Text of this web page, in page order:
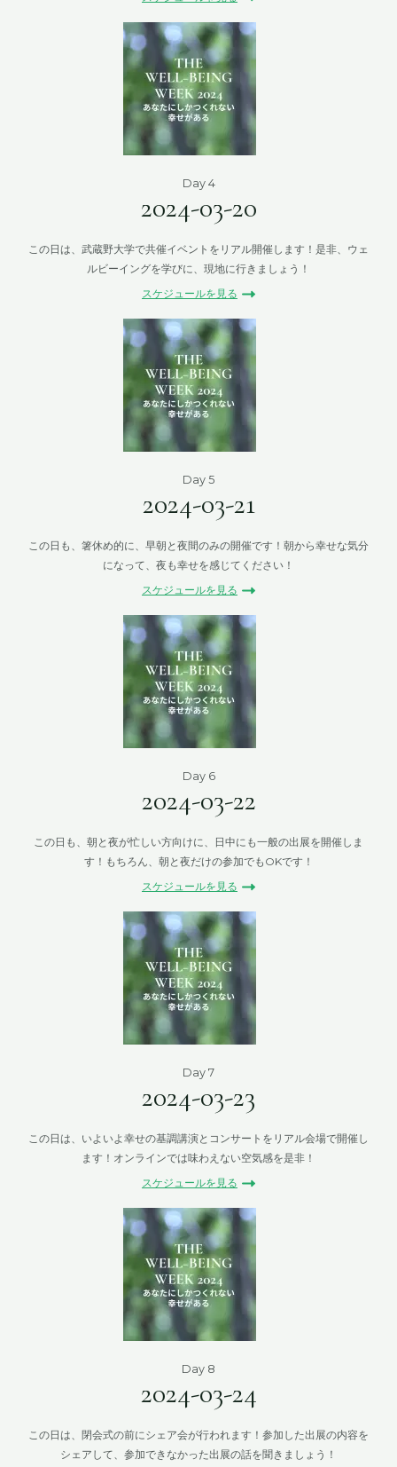
Day 4
2024-03-20
この日は、武蔵野大学で共催イベントをリアル開催します！是非、ウェ
ルビーイングを学びに、現地に行きましょう！
スケジュールを見る
Day 5
2024-03-21
この日も、箸休め的に、早朝と夜間のみの開催です！朝から幸せな気分
になって、夜も幸せを感じてください！
スケジュールを見る
Day 6
2024-03-22
この日も、朝と夜が忙しい方向けに、日中にも一般の出展を開催しま
す！もちろん、朝と夜だけの参加でもOKです！
スケジュールを見る
Day 7
2024-03-23
この日は、いよいよ幸せの基調講演とコンサートをリアル会場で開催し
ます！オンラインでは味わえない空気感を是非！
スケジュールを見る
Day 8
2024-03-24
この日は、閉会式の前にシェア会が行われます！参加した出展の内容を
シェアして、参加できなかった出展の話を聞きましょう！